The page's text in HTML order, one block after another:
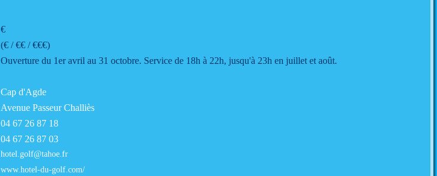
€
(€ / €€ / €€€)
Ouverture du 1er avril au 31 octobre. Service de 18h à 22h, jusqu'à 23h en juillet et août.
Cap d'Agde
Avenue Passeur Challiès
04 67 26 87 18
04 67 26 87 03
hotel.golf@tahoe.fr
www.hotel-du-golf.com/